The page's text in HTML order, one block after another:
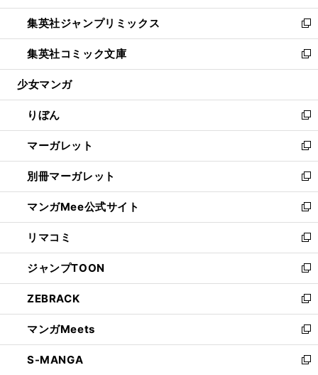
開
く
ウ
で
開
く
ン
ド
ウ
で
開
ウ
ィ
ン
ド
ウ
開
く
し
い
ウ
ィ
ン
ウ
で
開
く
集英社ジャンプリミックス
新
し
い
ウ
ン
ド
ウ
で
開
く
集英社コミック文庫
新
し
ウ
ィ
ン
ド
ウ
で
開
く
少女マンガ
りぼん
新
し
い
ウ
ィ
ン
ド
ウ
で
開
く
マーガレット
新
し
い
ウ
ィ
ン
ド
ウ
で
開
く
別冊マーガレット
新
し
い
ウ
ィ
ン
ド
ウ
で
開
く
マンガMee公式サイト
新
し
い
ウ
ィ
ン
ド
ウ
で
開
く
リマコミ
新
し
い
ウ
ィ
ン
ド
ウ
で
ジャンプTOON
新
し
い
ウ
ィ
ン
ド
ZEBRACK
新
し
い
ウ
ィ
マンガMeets
新
し
い
S-MANGA
新